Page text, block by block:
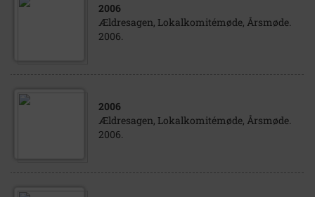
2006
Ældresagen, Lokalkomitémøde, Årsmøde.
2006.
2006
Ældresagen, Lokalkomitémøde, Årsmøde.
2006.